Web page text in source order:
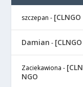
szczepan -
Damian -
Zaciekawiona -
NGO